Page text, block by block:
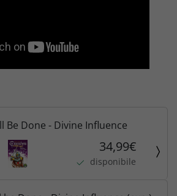
Be Done - Divine Influence
34,99€
disponibile